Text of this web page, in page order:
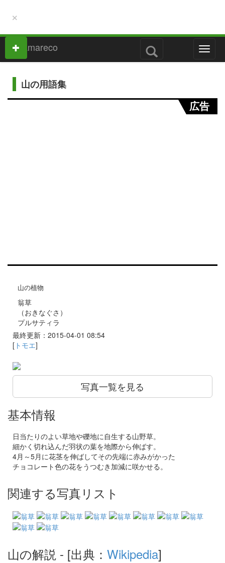
×
M
e
山の用語集
広告
山の植物
翁草
（おきなぐさ）
プルサティラ
最終更新：2015-04-01 08:54
[ トモエ]
写真一覧を見る
基本情報
日当たりのよい草地や礫地に自生する山野草。
細かく切れ込んだ羽状の葉を地際から伸ばす。
4月～5月に花茎を伸ばしてその先端に赤みがかった
チョコレート色の花をうつむき加減に咲かせる。
関連する写真リスト
山の解説 - [出典： Wikipedia]